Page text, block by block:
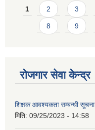
Pages
1 2 3
8 9
रोजगार सेवा केन्द्र
शिक्षक आवश्यकता सम्बन्धी सूचना
मिति: 09/25/2023 - 14:58